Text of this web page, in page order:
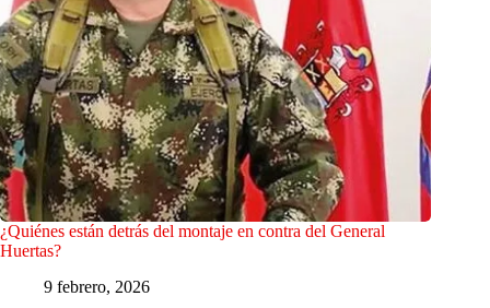
¿Quiénes están detrás del montaje en contra del General
Huertas?
9 febrero, 2026